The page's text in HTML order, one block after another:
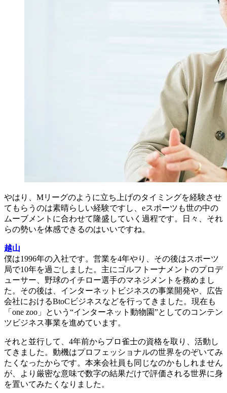
やはり、Mリーグのように立ち上げのタイミングを経験させ
てもらうのは素晴らしい経験ですし、eスポーツも世の中の
ムーブメントに合わせて隆盛していく過程です。日々、それ
らの勢いを体感できるのはいいですね。
越山
僕は1996年の入社です。営業を4年やり、その後はスポーツ
局で10年を過ごしました。主にゴルフトーナメントのプロデ
ューサー、野球のイチロー選手のマネジメントを務めまし
た。その後は、インターネットビジネスの事業開発や、広告
会社におけるBtoCビジネスなどを行ってきました。現在も
「one zoo」という“インターネット動物園”としてのコンテン
ツビジネス事業を進めています。
それと並行して、4年前からプロ雀士の資格を取り、活動し
てきました。動機はプロフェッショナルの世界をのぞいてみ
たくなったからです。本来会社員も同じなのかもしれません
が、より厳密な意味で数字の結果だけで評価される世界に身
を置いてみたくなりました。